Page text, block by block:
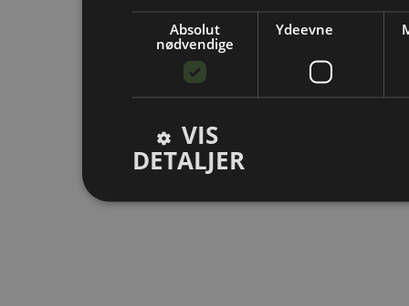
Absolut
nødvendige
Ydeevne
VIS
DETALJER